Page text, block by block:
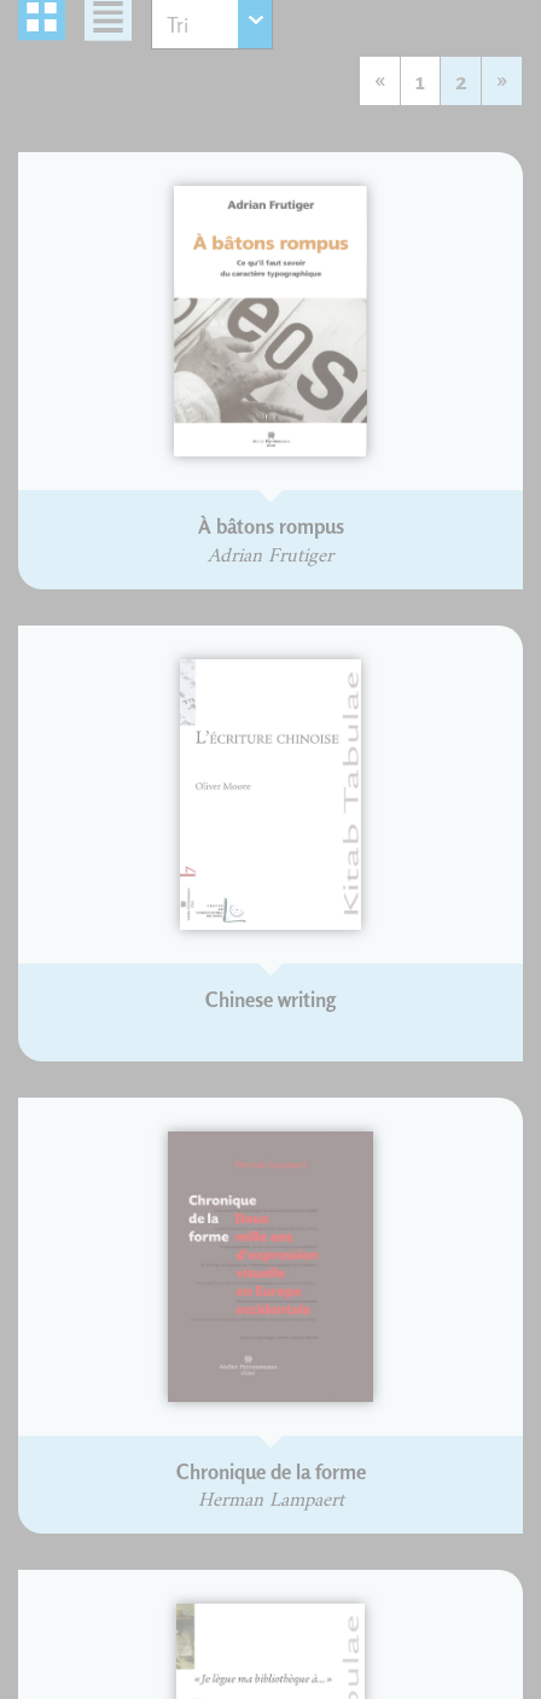
« 1 2 »
À bâtons rompus
Adrian Frutiger
Chinese writing
Chronique de la forme
Herman Lampaert